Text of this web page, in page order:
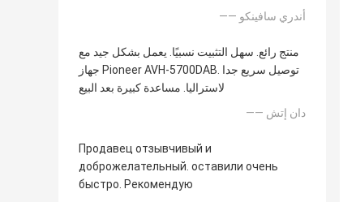
—— أندري سافينكو
منتج رائع. سهل التثبيت نسبيًا. يعمل بشكل جيد مع
جهاز Pioneer AVH-5700DAB. توصيل سريع جدا
لاستراليا. مساعدة كبيرة بعد البيع
—— دان إتش
Продавец отзывчивый и
доброжелательный. оставили очень
быстро. Рекомендую